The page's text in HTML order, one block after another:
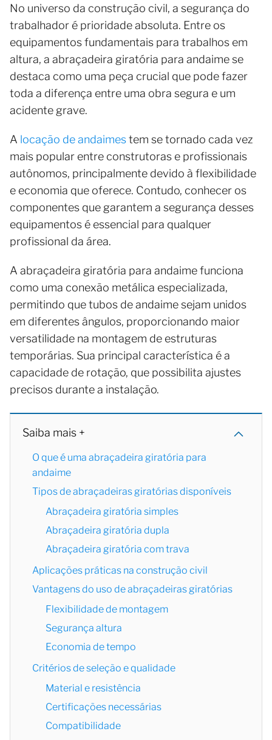
No universo da construção civil, a segurança do
trabalhador é prioridade absoluta. Entre os
equipamentos fundamentais para trabalhos em
altura, a abraçadeira giratória para andaime se
destaca como uma peça crucial que pode fazer
toda a diferença entre uma obra segura e um
acidente grave.
A locação de andaimestem se tornado cada vez
mais popular entre construtoras e profissionais
autônomos, principalmente devido à flexibilidade
e economia que oferece. Contudo, conhecer os
componentes que garantem a segurança desses
equipamentos é essencial para qualquer
profissional da área.
A abraçadeira giratória para andaime funciona
como uma conexão metálica especializada,
permitindo que tubos de andaime sejam unidos
em diferentes ângulos, proporcionando maior
versatilidade na montagem de estruturas
temporárias. Sua principal característica é a
capacidade de rotação, que possibilita ajustes
precisos durante a instalação.
Saiba mais +
O que é uma abraçadeira giratória para
andaime
Tipos de abraçadeiras giratórias disponíveis
Abraçadeira giratória simples
Abraçadeira giratória dupla
Abraçadeira giratória com trava
Aplicações práticas na construção civil
Vantagens do uso de abraçadeiras giratórias
Flexibilidade de montagem
Segurança altura
Economia de tempo
Critérios de seleção e qualidade
Material e resistência
Certificações necessárias
Compatibilidade